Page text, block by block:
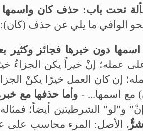
تحت باب: حذف كان واسمها
الوافي ما يلي عن حذف (كان):
اسمها دون خبرها فجائز
عمله؛ إنْ خيراً يكن الجزاءُ
إن كان العمل خيرًا يكنْ
مع اسمها... - وأما حذفها مع
و"لو" الشرطيتين أيضاً؛
الأصل: المرء محاسب على